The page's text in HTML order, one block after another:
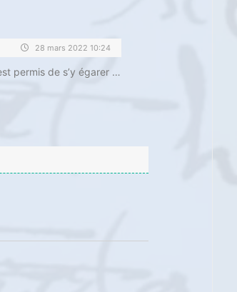
28 mars 2022 10:24
permis de s’y égarer …